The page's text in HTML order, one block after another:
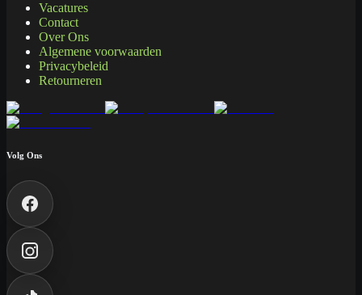
Vacatures
Contact
Over Ons
Algemene voorwaarden
Privacybeleid
Retourneren
Volg Ons